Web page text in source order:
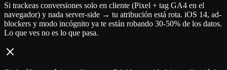
Si trackeas conversiones solo en cliente (Pixel + tag GA4 en el
navegador) y nada server-side → tu atribución está rota. iOS 14, ad-
blockers y modo incógnito ya te están robando 30-50% de los datos.
Lo que ves no es lo que pasa.